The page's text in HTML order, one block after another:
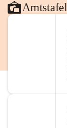
Amtstafel